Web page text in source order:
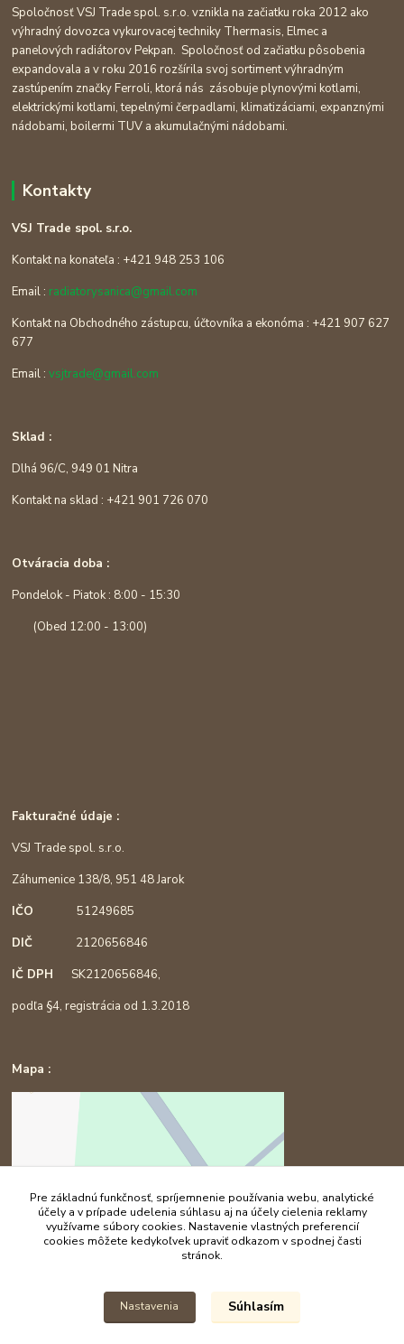
Spoločnosť VSJ Trade spol. s.r.o. vznikla na začiatku roka 2012 ako
výhradný dovozca vykurovacej techniky Thermasis, Elmec a
panelových radiátorov Pekpan. Spoločnosť od začiatku pôsobenia
expandovala a v roku 2016 rozšírila svoj sortiment výhradným
zastúpením značky Ferroli, ktorá nás zásobuje plynovými kotlami,
elektrickými kotlami, tepelnými čerpadlami, klimatizáciami, expanznými
nádobami, boilermi TUV a akumulačnými nádobami.
Kontakty
VSJ Trade spol. s.r.o.
Kontakt na konateľa : +421 948 253 106
Email : radiatorysanica@gmail.com
Kontakt na Obchodného zástupcu, účtovníka a ekonóma : +421 907 627
677
Email :vsjtrade@gmail.com
Sklad :
Dlhá 96/C, 949 01 Nitra
Kontakt na sklad : +421 901 726 070
Otváracia doba :
Pondelok - Piatok : 8:00 - 15:30
(Obed 12:00 - 13:00)
Fakturačné údaje :
VSJ Trade spol. s.r.o.
Záhumenice 138/8, 951 48 Jarok
IČO51249685
DIČ 2120656846
IČ DPHSK2120656846,
podľa §4, registrácia od 1.3.2018
Mapa :
Pre základnú funkčnosť, spríjemnenie používania webu, analytické
účely a v prípade udelenia súhlasu aj na účely cielenia reklamy
využívame súbory cookies. Nastavenie vlastných preferencií
cookies môžete kedykoľvek upraviť odkazom v spodnej časti
stránok.
Nastavenia Súhlasím